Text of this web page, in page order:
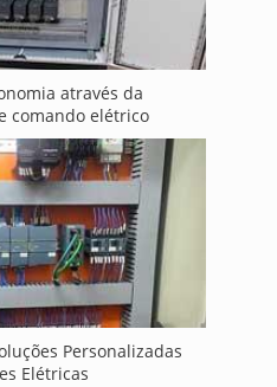
através da
comando elétrico
Personalizadas
Elétricas